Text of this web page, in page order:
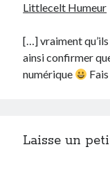
Littlecelt Humeur
[…] vraiment
ainsi confirmer
numérique
Laisse un